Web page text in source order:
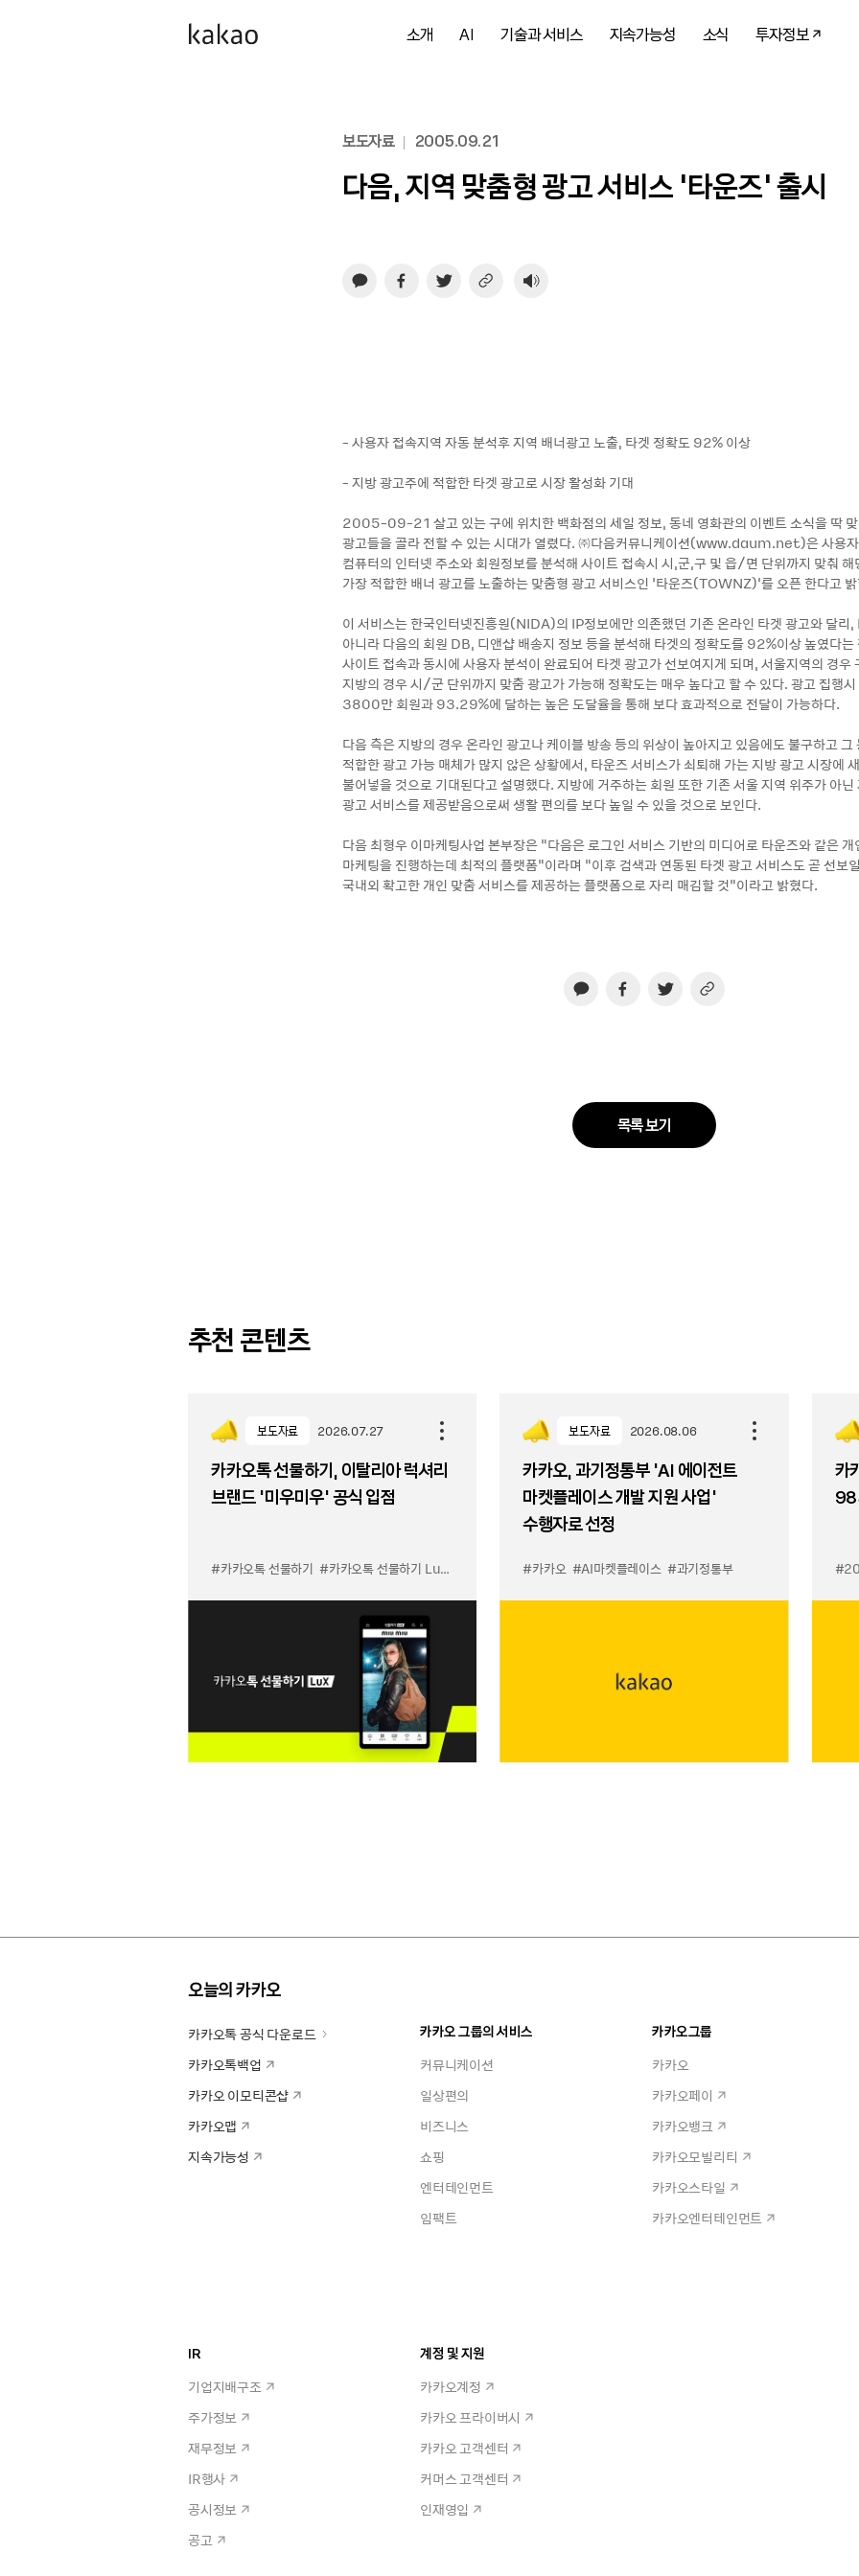
소개 AI 기술과 서비스 지속가능성 소식 투자정보
보도자료 2005.09.21
다음, 지역 맞춤형 광고 서비스 ‘타운즈’ 출시
- 사용자 접속지역 자동 분석후 지역 배너광고 노출, 타겟 정확도 92% 이상
- 지방 광고주에 적합한 타겟 광고로 시장 활성화 기대
2005-09-21 살고 있는 구에 위치한 백화점의 세일 정보, 동네 영화관의 이벤트 소식을 딱
광고들을 골라 전할 수 있는 시대가 열렸다. ㈜다음커뮤니케이션(www.daum.net)은 사용
컴퓨터의 인터넷 주소와 회원정보를 분석해 사이트 접속시 시,군,구 및 읍/면 단위까지 맞춰 해
가장 적합한 배너 광고를 노출하는 맞춤형 광고 서비스인 ‘타운즈(TOWNZ)’를 오픈 한다고
이 서비스는 한국인터넷진흥원(NIDA)의 IP정보에만 의존했던 기존 온라인 타겟 광고와 달리,
아니라 다음의 회원 DB, 디앤샵 배송지 정보 등을 분석해 타겟의 정확도를 92%이상 높였다는
사이트 접속과 동시에 사용자 분석이 완료되어 타겟 광고가 선보여지게 되며, 서울지역의 경우
지방의 경우 시/군 단위까지 맞춤 광고가 가능해 정확도는 매우 높다고 할 수 있다. 광고 집행시
3800만 회원과 93.29%에 달하는 높은 도달율을 통해 보다 효과적으로 전달이 가능하다.
다음 측은 지방의 경우 온라인 광고나 케이블 방송 등의 위상이 높아지고 있음에도 불구하고 그
적합한 광고 가능 매체가 많지 않은 상황에서, 타운즈 서비스가 쇠퇴해 가는 지방 광고 시장에
불어넣을 것으로 기대된다고 설명했다. 지방에 거주하는 회원 또한 기존 서울 지역 위주가 아닌
광고 서비스를 제공받음으로써 생활 편의를 보다 높일 수 있을 것으로 보인다.
다음 최형우 이마케팅사업 본부장은 “다음은 로그인 서비스 기반의 미디어로 타운즈와 같은 개
마케팅을 진행하는데 최적의 플랫폼”이라며 “이후 검색과 연동된 타겟 광고 서비스도 곧 선보
국내외 확고한 개인 맞춤 서비스를 제공하는 플랫폼으로 자리 매김할 것”이라고 밝혔다.
목록 보기
추천 콘텐츠
보도자료 2026.07.27
카카오톡 선물하기, 이탈리아 럭셔리
브랜드 '미우미우' 공식 입점
#카카오톡 선물하기 #카카오톡 선물하기 LuX 미우미우 입점 #선물하기 LuX #선물하기 미우미우 입점
보도자료 2026.08.06
카카오, 과기정통부 ‘AI 에이전트
마켓플레이스 개발 지원 사업’
수행자로 선정
#카카오 #AI마켓플레이스 #과기정통부
카
오늘의 카카오
카카오톡 공식 다운로드
카카오톡백업
카카오 이모티콘샵
카카오맵
지속가능성
카카오 그룹의 서비스
커뮤니케이션
일상편의
비즈니스
쇼핑
엔터테인먼트
임팩트
카카오그룹
카카오
카카오페이
카카오뱅크
카카오모빌리티
카카오스타일
카카오엔터테인먼트
IR
기업지배구조
주가정보
재무정보
IR행사
공시정보
공고
계정 및 지원
카카오계정
카카오 프라이버시
카카오 고객센터
커머스 고객센터
인재영입